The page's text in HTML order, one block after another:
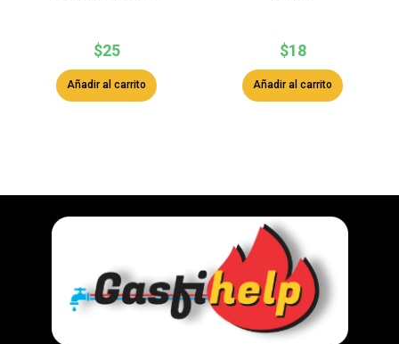
$25
Añadir al carrito
$18
Añadir al carrito